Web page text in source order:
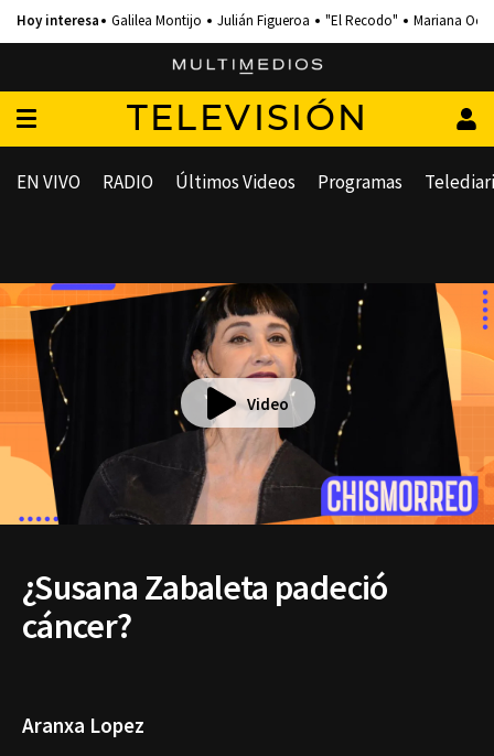
Galilea Montijo Julián Figueroa "El Recodo" Mariana
TELEVISIÓN
EN VIVO RADIO Últimos Videos Programas
Video
¿Susana Zabaleta padeció
cáncer?
Aranxa Lopez